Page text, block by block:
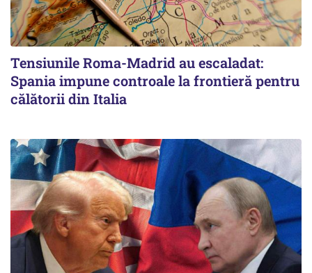
Tensiunile Roma-Madrid au escaladat:
Spania impune controale la frontieră pentru
călătorii din Italia